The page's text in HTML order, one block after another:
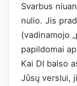
Svarbus
nulio. Jis
(vadinamojo
papildomai
Kai DI balso
Jūsų verslui,